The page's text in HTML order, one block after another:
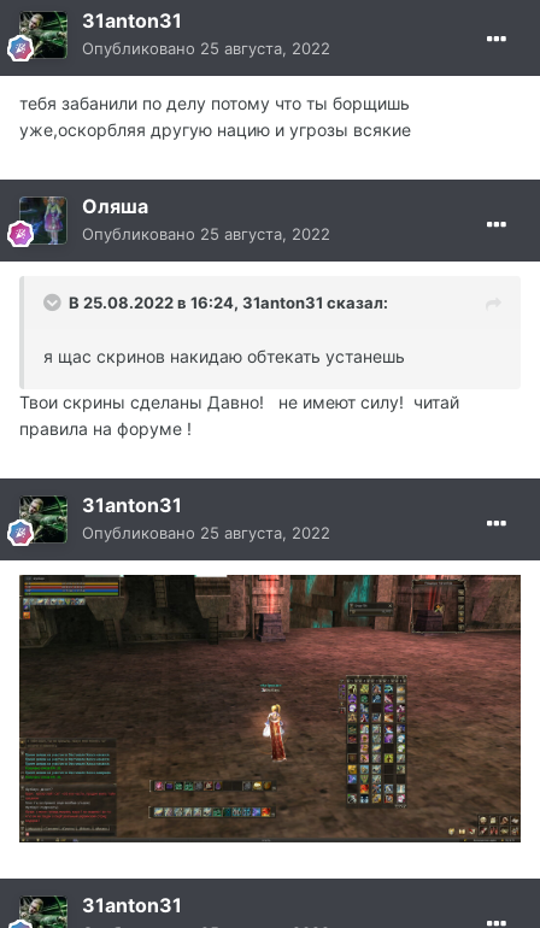
31anton31
Опубликовано 25 августа, 2022
тебя забанили по делу потому что ты борщишь
уже,оскорбляя другую нацию и угрозы всякие
Оляша
Опубликовано 25 августа, 2022
В 25.08.2022 в 16:24, 31anton31 сказал:
я щас скринов накидаю обтекать устанешь
Твои скрины сделаны Давно! не имеют силу! читай
правила на форуме !
31anton31
Опубликовано 25 августа, 2022
31anton31